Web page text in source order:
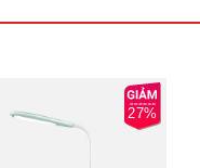
27%